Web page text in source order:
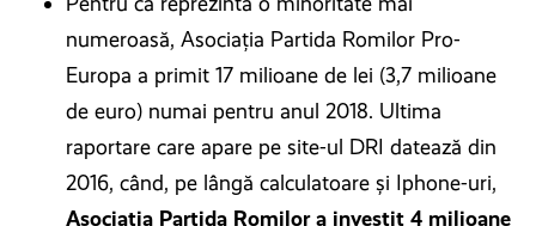
numeroasă, Asociația Partida Romilor Pro-
Europa a primit 17 milioane de lei (3,7 milioane
de euro) numai pentru anul 2018. Ultima
raportare care apare pe site-ul DRI datează din
2016, când, pe lângă calculatoare și Iphone-uri,
Asociația Partida Romilor a investit 4 milioane